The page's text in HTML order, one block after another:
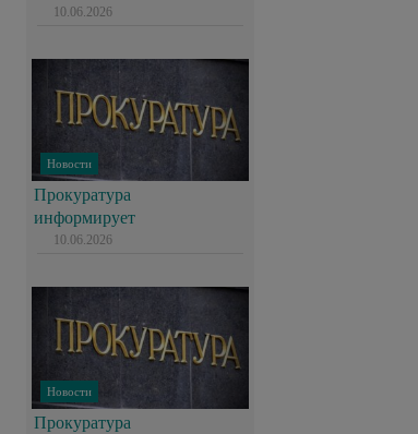
10.06.2026
Новости
Прокуратура
информирует
10.06.2026
Новости
Прокуратура